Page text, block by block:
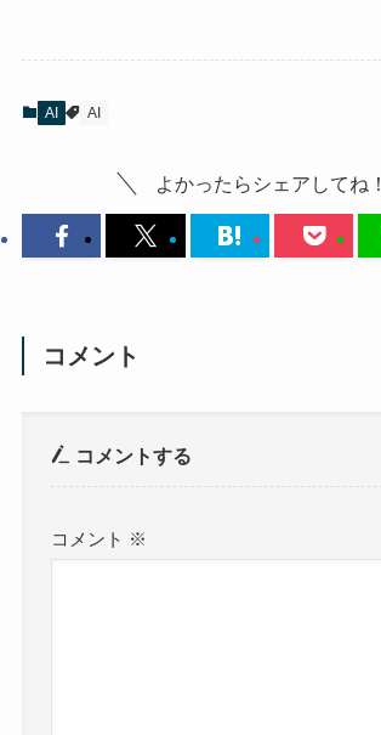
AI AI
よかったらシェアしてね！
コメント
コメントする
コメント ※